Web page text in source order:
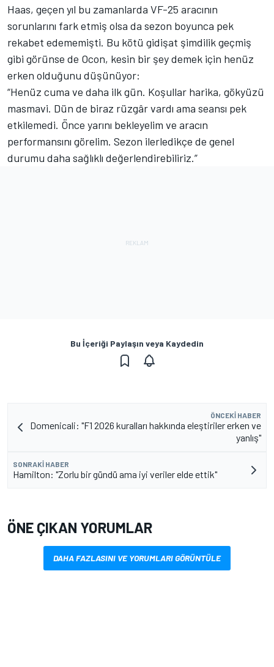
Haas, geçen yıl bu zamanlarda VF-25 aracının
sorunlarını fark etmiş olsa da sezon boyunca pek
rekabet edememişti. Bu kötü gidişat şimdilik geçmiş
gibi görünse de Ocon, kesin bir şey demek için henüz
erken olduğunu düşünüyor:
“Henüz cuma ve daha ilk gün. Koşullar harika, gökyüzü
masmavi. Dün de biraz rüzgâr vardı ama seansı pek
etkilemedi. Önce yarını bekleyelim ve aracın
performansını görelim. Sezon ilerledikçe de genel
durumu daha sağlıklı değerlendirebiliriz.”
Bu İçeriği Paylaşın veya Kaydedin
ÖNCEKI HABER
Domenicali: "F1 2026 kuralları hakkında eleştiriler erken ve
yanlış"
SONRAKI HABER
Hamilton: "Zorlu bir gündü ama iyi veriler elde ettik"
ÖNE ÇIKAN YORUMLAR
DAHA FAZLASINI VE YORUMLARI GÖRÜNTÜLE